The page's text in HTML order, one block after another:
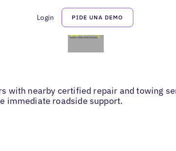
Login PIDE UNA DEMO
with nearby certified repair and towing
immediate roadside support.